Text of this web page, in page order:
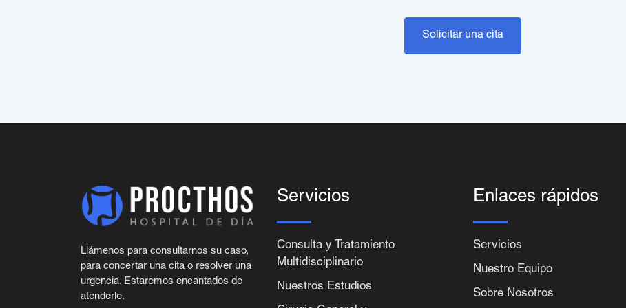
Solicitar una cita
Llámenos para consultarnos su caso,
para concertar una cita o resolver una
urgencia. Estaremos encantados de
atenderle.
Servicios
Consulta y Tratamiento
Multidisciplinario
Nuestros Estudios
Enlaces rápidos
Servicios
Nuestro Equipo
Sobre Nosotros